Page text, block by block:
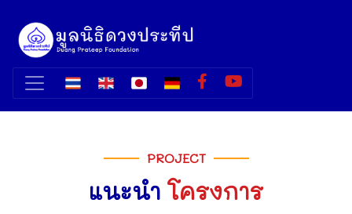
PROJECT
แนะนำโครงการ